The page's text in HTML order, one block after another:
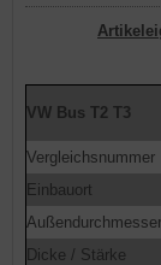
VW Bus T2 T3
Vergleichsnummer
Einbauort
Außendurchmesser
Dicke / Stärke